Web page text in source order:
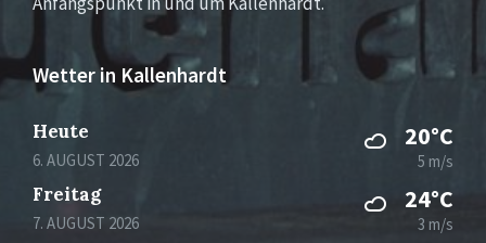
Wetter in Kallenhardt
Heute
6. AUGUST 2026
20°C
5 m/s
Freitag
7. AUGUST 2026
24°C
3 m/s